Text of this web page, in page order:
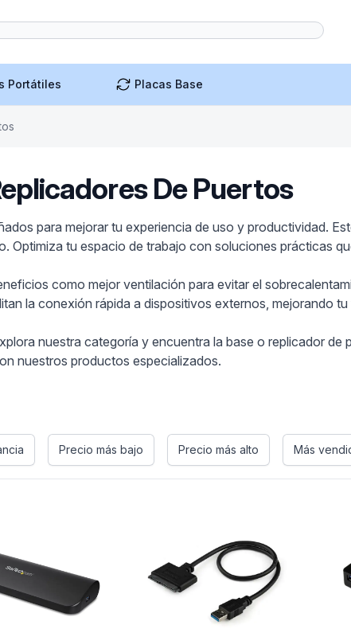
Portátiles Placas Base
De Puertos
para mejorar tu experiencia de uso y productividad.
tu espacio de trabajo con soluciones prácticas
como mejor ventilación para evitar el
la conexión rápida a dispositivos externos, mejorando
nuestra categoría y encuentra la base o replicador de
nuestros productos especializados.
Precio más bajo Precio más alto Más